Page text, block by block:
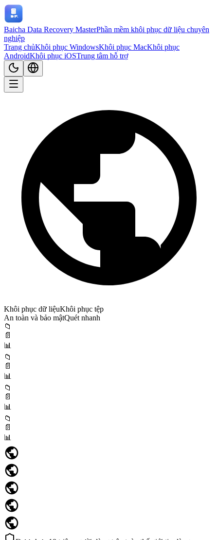
Baicha Data Recovery MasterPhần mềm khôi phục dữ liệu chuyên
nghiệp
Trang chủKhôi phục WindowsKhôi phục MacKhôi phục
AndroidKhôi phục iOSTrung tâm hỗ trợ
Khôi phục dữ liệuKhôi phục tệp
An toàn và bảo mậtQuét nhanh
📁
📄
📊
📁
📄
📊
📁
📄
📊
📁
📄
📊